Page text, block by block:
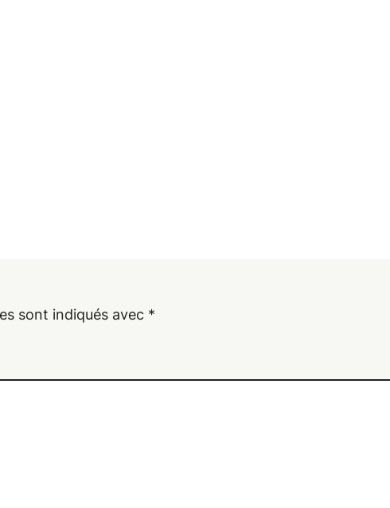
sont indiqués avec *